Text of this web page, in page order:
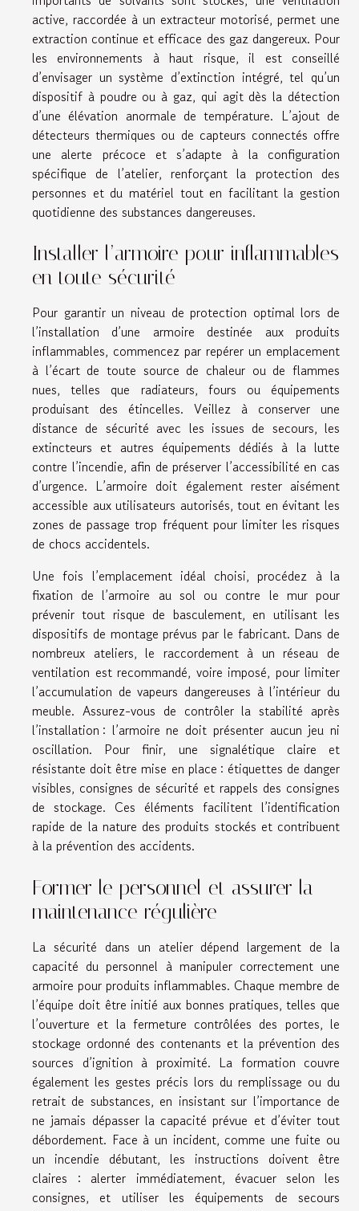
active, raccordée à un extracteur motorisé, permet une
extraction continue et efficace des gaz dangereux. Pour
les environnements à haut risque, il est conseillé
d’envisager un système d’extinction intégré, tel qu’un
dispositif à poudre ou à gaz, qui agit dès la détection
d’une élévation anormale de température. L’ajout de
détecteurs thermiques ou de capteurs connectés offre
une alerte précoce et s’adapte à la configuration
spécifique de l’atelier, renforçant la protection des
personnes et du matériel tout en facilitant la gestion
quotidienne des substances dangereuses.
Installer l’armoire pour inflammables
en toute sécurité
Pour garantir un niveau de protection optimal lors de
l’installation d’une armoire destinée aux produits
inflammables, commencez par repérer un emplacement
à l’écart de toute source de chaleur ou de flammes
nues, telles que radiateurs, fours ou équipements
produisant des étincelles. Veillez à conserver une
distance de sécurité avec les issues de secours, les
extincteurs et autres équipements dédiés à la lutte
contre l’incendie, afin de préserver l’accessibilité en cas
d’urgence. L’armoire doit également rester aisément
accessible aux utilisateurs autorisés, tout en évitant les
zones de passage trop fréquent pour limiter les risques
de chocs accidentels.
Une fois l’emplacement idéal choisi, procédez à la
fixation de l’armoire au sol ou contre le mur pour
prévenir tout risque de basculement, en utilisant les
dispositifs de montage prévus par le fabricant. Dans de
nombreux ateliers, le raccordement à un réseau de
ventilation est recommandé, voire imposé, pour limiter
l’accumulation de vapeurs dangereuses à l’intérieur du
meuble. Assurez-vous de contrôler la stabilité après
l’installation : l’armoire ne doit présenter aucun jeu ni
oscillation. Pour finir, une signalétique claire et
résistante doit être mise en place : étiquettes de danger
visibles, consignes de sécurité et rappels des consignes
de stockage. Ces éléments facilitent l’identification
rapide de la nature des produits stockés et contribuent
à la prévention des accidents.
Former le personnel et assurer la
maintenance régulière
La sécurité dans un atelier dépend largement de la
capacité du personnel à manipuler correctement une
armoire pour produits inflammables. Chaque membre de
l’équipe doit être initié aux bonnes pratiques, telles que
l’ouverture et la fermeture contrôlées des portes, le
stockage ordonné des contenants et la prévention des
sources d’ignition à proximité. La formation couvre
également les gestes précis lors du remplissage ou du
retrait de substances, en insistant sur l’importance de
ne jamais dépasser la capacité prévue et d’éviter tout
débordement. Face à un incident, comme une fuite ou
un incendie débutant, les instructions doivent être
claires : alerter immédiatement, évacuer selon les
consignes, et utiliser les équipements de secours